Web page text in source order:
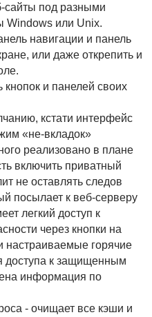
сайты под разными
Windows или Unix.
навигации и панель
или даже открепить и
и панелей своих
кстати интерфейс
«не-вкладок»
реализовано в плане
включить приватный
не оставлять следов
посылает к веб-серверу
легкий доступ к
через кнопки на
настраиваемые горячие
доступа к защищенным
информация по
- очищает все кэши и